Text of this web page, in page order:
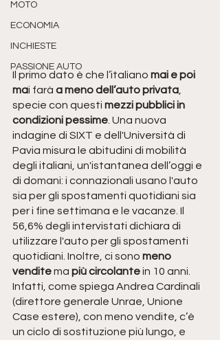
MOTO
ECONOMIA
INCHIESTE
PASSIONE AUTO
Il primo dato è che l’italiano mai e poi
mai farà a meno dell’auto privata
specie con questi mezzi pubblici in
condizioni pessime . Una nuova
indagine di SIXT e dell'Università di
Pavia misura le abitudini di mobilità
degli italiani, un'istantanea dell’oggi e
di domani: i connazionali usano l'auto
sia per gli spostamenti quotidiani sia
per i fine settimana e le vacanze. Il
56,6% degli intervistati dichiara di
utilizzare l'auto per gli spostamenti
quotidiani. Inoltre, ci sono meno
vendite ma più circolante in 10 anni.
Infatti, come spiega Andrea Cardinali
(direttore generale Unrae, Unione
Case estere), con meno vendite, c’è
un ciclo di sostituzione più lungo, e